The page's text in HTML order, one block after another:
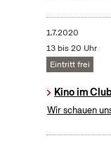
1.7.2020
13 bis 20 Uhr
Eintritt frei
Kino im
Wir schauen